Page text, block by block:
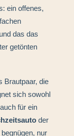
ein offenes,
das das
getönten
Brautpaar, die
sich sowohl
für ein
der
nur